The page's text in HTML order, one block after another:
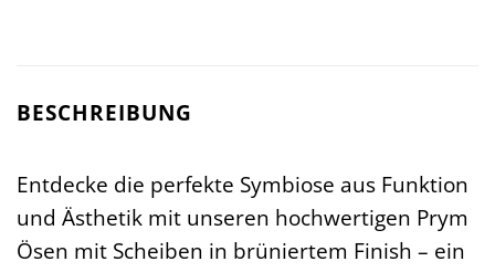
BESCHREIBUNG
Entdecke die perfekte Symbiose aus Funktion
und Ästhetik mit unseren hochwertigen Prym
Ösen mit Scheiben in brüniertem Finish – ein